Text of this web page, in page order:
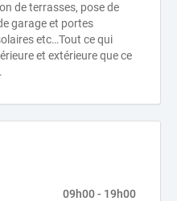
de terrasses, pose de
garage et portes
etc…Tout ce qui
et extérieure que ce
09h00 - 19h00